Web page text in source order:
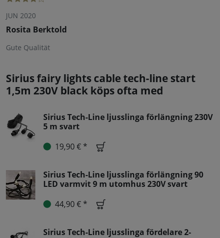
JUN 2020
Rosita Berktold
Gute Qualität
Sirius fairy lights cable tech-line start
1,5m 230V black köps ofta med
Sirius Tech-Line ljusslinga förlängning 230V
5 m svart
19,90 € *
Sirius Tech-Line ljusslinga förlängning 90
LED varmvit 9 m utomhus 230V svart
44,90 € *
Sirius Tech-Line ljusslinga fördelare 2-